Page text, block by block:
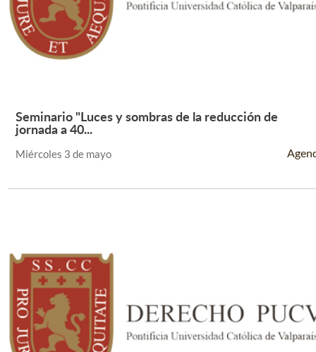
Leer Más +
Seminario "Luces y sombras de la reducción de
jornada a 40...
Miércoles 3 de mayo